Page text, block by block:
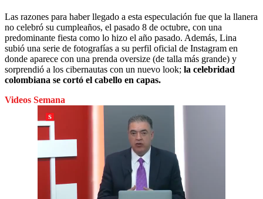
Las razones para haber llegado a esta especulación fue que la llanera
no celebró su cumpleaños, el pasado 8 de octubre, con una
predominante fiesta como lo hizo el año pasado. Además, Lina
subió una serie de fotografías a su perfil oficial de Instagram en
donde aparece con una prenda oversize (de talla más grande) y
sorprendió a los cibernautas con un nuevo look; la celebridad
colombiana se cortó el cabello en capas.
Videos Semana